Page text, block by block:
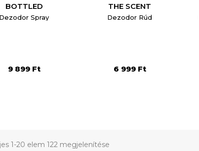
BOTTLED
Dezodor Spray
9 899 Ft
THE SCENT
Dezodor Rúd
6 999 Ft
1-20 elem 122 megjelenítése